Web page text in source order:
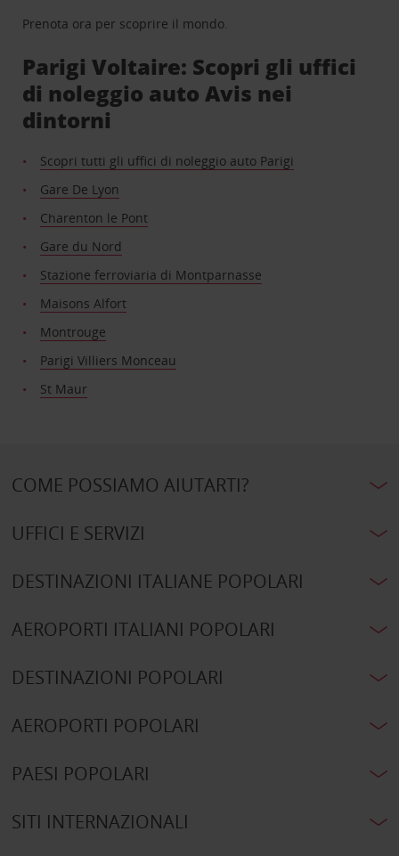
Prenota ora per scoprire il mondo.
Parigi Voltaire: Scopri gli uffici
di noleggio auto Avis nei
dintorni
Scopri tutti gli uffici di noleggio auto Parigi
Gare De Lyon
Charenton le Pont
Gare du Nord
Stazione ferroviaria di Montparnasse
Maisons Alfort
Montrouge
Parigi Villiers Monceau
St Maur
COME POSSIAMO AIUTARTI?
UFFICI E SERVIZI
DESTINAZIONI ITALIANE POPOLARI
AEROPORTI ITALIANI POPOLARI
DESTINAZIONI POPOLARI
AEROPORTI POPOLARI
PAESI POPOLARI
SITI INTERNAZIONALI